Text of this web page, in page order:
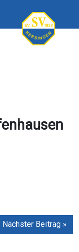
Nächster Beitrag »